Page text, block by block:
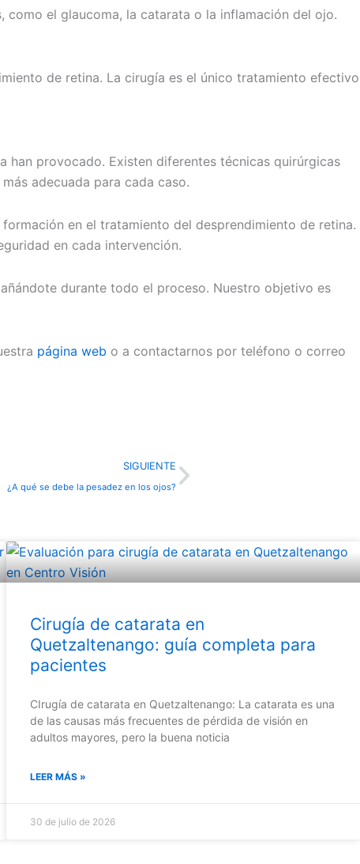
como el glaucoma, la catarata o la inflamación del ojo.
de retina. La cirugía es el único tratamiento efectivo
han provocado. Existen diferentes técnicas quirúrgicas
adecuada para cada caso.
en el tratamiento del desprendimiento de retina.
en cada intervención.
durante todo el proceso. Nuestro objetivo es
página web o a contactarnos por teléfono o correo
SIGUIENTE
¿A qué se debe la pesadez en los ojos?
Next
Cirugía de catarata en
Quetzaltenango: guía completa para
pacientes
CIrugía de catarata en Quetzaltenango: La catarata es una
de las causas más frecuentes de pérdida de visión en
adultos mayores, pero la buena noticia
LEER MÁS »
30 de julio de 2026